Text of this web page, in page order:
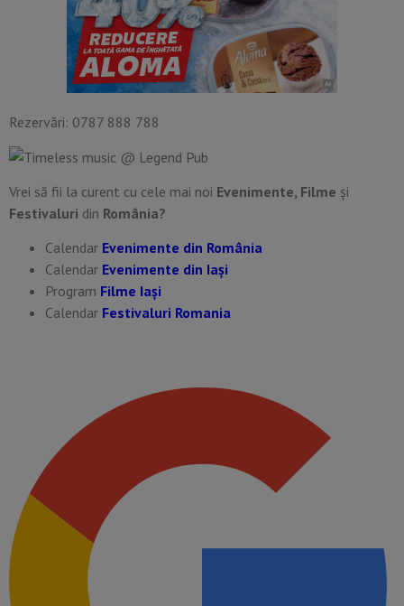
Rezervări: 0787 888 788
Vrei să fii la curent cu cele mai noi Evenimente, Filme și
Festivaluri din România?
Calendar Evenimente din România
Calendar Evenimente din Iași
Program Filme Iași
Calendar Festivaluri Romania